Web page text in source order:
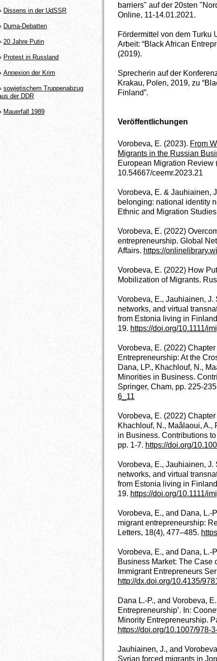
barriers" auf der 20sten
Online, 11-14.01.2021.
Fördermittel von dem Turku
Arbeit: “Black African
(2019).
Sprecherin auf der
Krakau, Polen, 2019, zu
Finland”.
Veröffentlichungen
Vorobeva, E. (2023). From
Migrants in the Russian
European Migration Review
10.54667/ceemr.2023.21
Vorobeva, E. & Jauhiainen,
belonging: national identity
Ethnic and Migration
Vorobeva, E. (2022)
entrepreneurship. Global
Affairs. https://
Vorobeva, E. (2022) How
Mobilization of Migrants.
Vorobeva, E., Jauhiainen,
networks, and virtual
from Estonia living in
19. https://doi.org/10.1111/
Vorobeva, E. (2022)
Entrepreneurship: At the
Dana, LP., Khachlouf, N.,
Minorities in Business.
Springer, Cham, pp. 225-
6_11
Vorobeva, E. (2022)
Khachlouf, N., Maâlaoui, A.,
in Business. Contributions
pp. 1-7. https://doi.org/
Vorobeva, E., Jauhiainen,
networks, and virtual
from Estonia living in
19. https://doi.org/10.1111/
Vorobeva, E., and Dana, L.-
migrant entrepreneurship:
Letters, 18(4), 477–485.
Vorobeva, E., and Dana, L.-
Business Market: The Case
Immigrant Entrepreneurs
http://dx.doi.org/10.4135/
Dana L.-P., and Vorobeva,
Entrepreneurship’. In:
Minority Entrepreneurship.
https://doi.org/10.1007/978-
Jauhiainen, J., and
Syrian forced migrants in
Dissens in der UdSSR
Duma-Debatten
20 Jahre Putin
Protest in Russland
Annexion der Krim
sowjetischem Truppenabzug
der DDR
Mauerfall 1989